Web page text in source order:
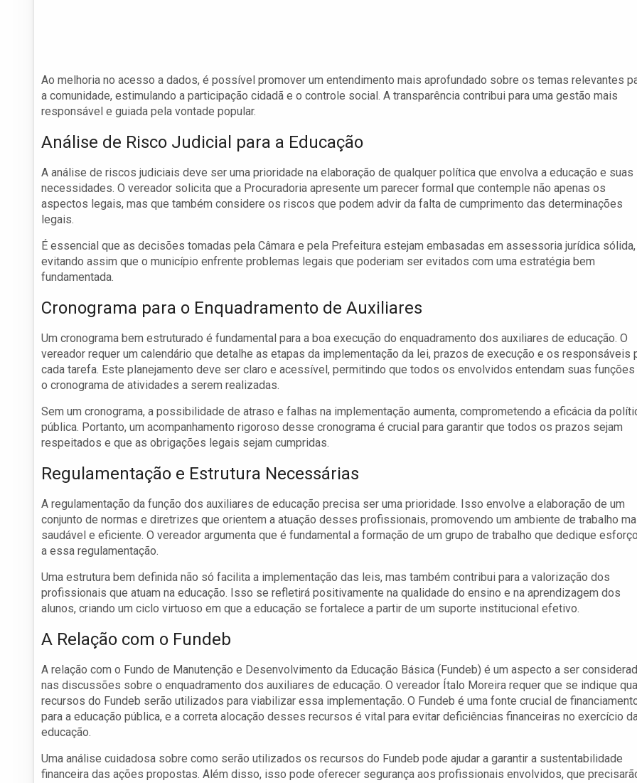
Ao melhoria no acesso a dados, é possível promover um entendimento mais aprofundado sobre os temas relevantes
a comunidade, estimulando a participação cidadã e o controle social. A transparência contribui para uma gestão mais
responsável e guiada pela vontade popular.
Análise de Risco Judicial para a Educação
A análise de riscos judiciais deve ser uma prioridade na elaboração de qualquer política que envolva a educação e suas
necessidades. O vereador solicita que a Procuradoria apresente um parecer formal que contemple não apenas os
aspectos legais, mas que também considere os riscos que podem advir da falta de cumprimento das determinações
legais.
É essencial que as decisões tomadas pela Câmara e pela Prefeitura estejam embasadas em assessoria jurídica sólida,
evitando assim que o município enfrente problemas legais que poderiam ser evitados com uma estratégia bem
fundamentada.
Cronograma para o Enquadramento de Auxiliares
Um cronograma bem estruturado é fundamental para a boa execução do enquadramento dos auxiliares de educação. O
vereador requer um calendário que detalhe as etapas da implementação da lei, prazos de execução e os responsáveis
cada tarefa. Este planejamento deve ser claro e acessível, permitindo que todos os envolvidos entendam suas funções
o cronograma de atividades a serem realizadas.
Sem um cronograma, a possibilidade de atraso e falhas na implementação aumenta, comprometendo a eficácia da
pública. Portanto, um acompanhamento rigoroso desse cronograma é crucial para garantir que todos os prazos sejam
respeitados e que as obrigações legais sejam cumpridas.
Regulamentação e Estrutura Necessárias
A regulamentação da função dos auxiliares de educação precisa ser uma prioridade. Isso envolve a elaboração de um
conjunto de normas e diretrizes que orientem a atuação desses profissionais, promovendo um ambiente de trabalho
saudável e eficiente. O vereador argumenta que é fundamental a formação de um grupo de trabalho que dedique
a essa regulamentação.
Uma estrutura bem definida não só facilita a implementação das leis, mas também contribui para a valorização dos
profissionais que atuam na educação. Isso se refletirá positivamente na qualidade do ensino e na aprendizagem dos
alunos, criando um ciclo virtuoso em que a educação se fortalece a partir de um suporte institucional efetivo.
A Relação com o Fundeb
A relação com o Fundo de Manutenção e Desenvolvimento da Educação Básica (Fundeb) é um aspecto a ser
nas discussões sobre o enquadramento dos auxiliares de educação. O vereador Ítalo Moreira requer que se indique
recursos do Fundeb serão utilizados para viabilizar essa implementação. O Fundeb é uma fonte crucial de
para a educação pública, e a correta alocação desses recursos é vital para evitar deficiências financeiras no exercício
educação.
Uma análise cuidadosa sobre como serão utilizados os recursos do Fundeb pode ajudar a garantir a sustentabilidade
financeira das ações propostas. Além disso, isso pode oferecer segurança aos profissionais envolvidos, que